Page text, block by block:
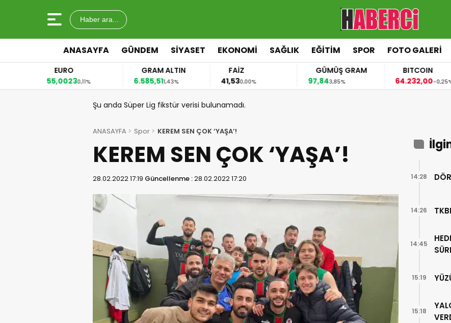
Haber ara...
ANASAYFA GÜNDEM SİYASET EKONOMİ SAĞLIK EĞİTİM SPOR FOTO GALERİ
EURO
55,00230,11%
GRAM ALTIN
6.585,511,43%
FAİZ
41,530,00%
GÜMÜŞ GRAM
97,843,85%
BITCOIN
64.232,00-
Şu anda Süper Lig fikstür verisi bulunamadı.
ANASAYFA Spor KEREM SEN ÇOK ‘YAŞA’!
KEREM SEN ÇOK ‘YAŞA’!
28.02.2022 17:19 Güncellenme :28.02.2022 17:20 14:28
14:26
14:45
15:19
15:18